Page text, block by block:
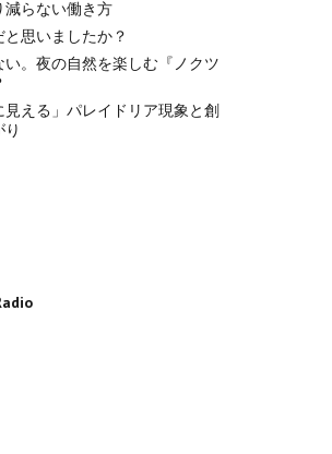
らない働き方
思いましたか？
。夜の自然を楽しむ『ノクツ
見える」パレイドリア現象と創